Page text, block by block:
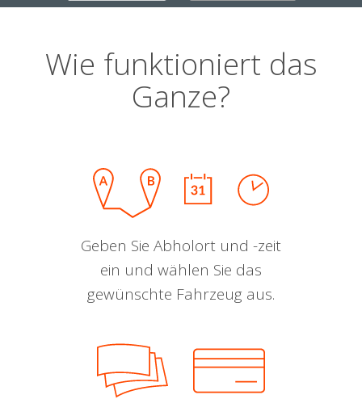
Wie funktioniert das
Ganze?
Geben Sie Abholort und -zeit
ein und wählen Sie das
gewünschte Fahrzeug aus.